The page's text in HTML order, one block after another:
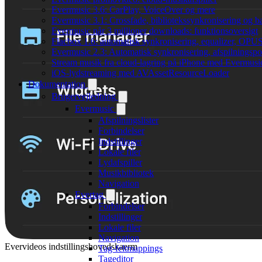
Evermusic 3.6: CarPlay, VoiceOver og mere
Evermusic 3.1: Crossfade, bibliotekssynkronisering og
Evermusic når 3 millioner downloads: funktionsoversigt
Flacbox 1.6: automatisk synkronisering, equalizer,
Evermusic 2.3: Automatisk synkronisering,
Stream musik fra cloud-lagring på iPhone med
iOS-lydstreaming med AVAssetResourceLoader
Dokumentation
Brugervejledning
Evermusic
Afspilningslister
Forbindelser
Indstillinger
Lokale filer
Lydafspiller
Musikbibliotek
Navigation
Evertag
Forbindelser
Indstillinger
Lokale filer
Navigation
Tag-feltmappings
Tageditor
Evervideos indstillingshovedskaerm